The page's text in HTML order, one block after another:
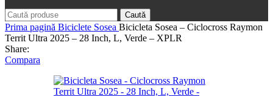
Caută
Prima pagină Biciclete Sosea Bicicleta Sosea – Ciclocross Raymon
Territ Ultra 2025 – 28 Inch, L, Verde – XPLR
Share:
Compara